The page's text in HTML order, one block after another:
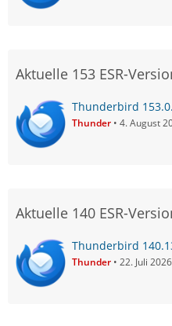
Aktuelle 153 ESR-
Thunderbird
Thunder 4. August
Aktuelle 140 ESR-
Thunderbird
Thunder 22. Juli